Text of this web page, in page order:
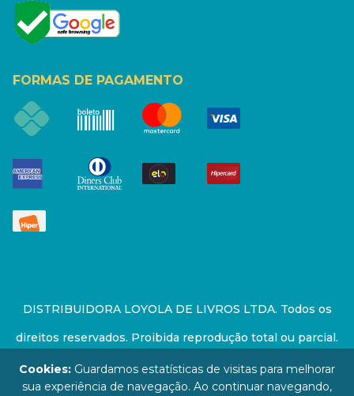
FORMAS DE PAGAMENTO
DISTRIBUIDORA LOYOLA DE LIVROS LTDA. Todos os
direitos reservados. Proibida reprodução total ou parcial.
Preços e estoque sujeito a alterações sem aviso prévio.
Cookies: Guardamos estatísticas de visitas para melhorar
sua experiência de navegação. Ao continuar navegando,